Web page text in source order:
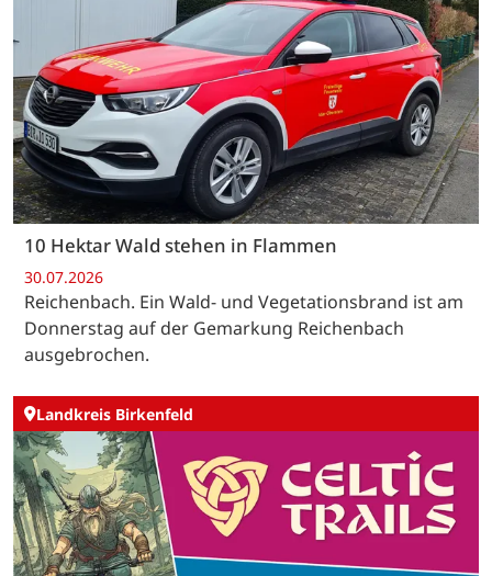
10 Hektar Wald stehen in Flammen
30.07.2026
Reichenbach. Ein Wald- und Vegetationsbrand ist am
Donnerstag auf der Gemarkung Reichenbach
ausgebrochen.
Landkreis Birkenfeld